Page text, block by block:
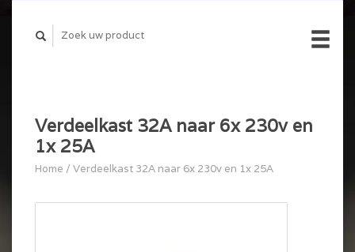
Verdeelkast 32A naar 6x 230v en
1x 25A
Home / Verdeelkast 32A naar 6x 230v en 1x 25A